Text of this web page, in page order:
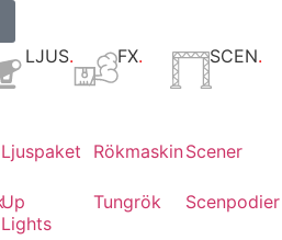
LJUS.
Ljuspaket
Up
Lights
FX.
Rökmaskin
Tungrök
SCEN.
Scener
Scenpodier